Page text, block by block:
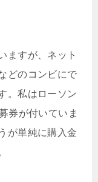
ますが、ネット
どのコンビにで
。私はローソン
券が付いていま
が単純に購入金